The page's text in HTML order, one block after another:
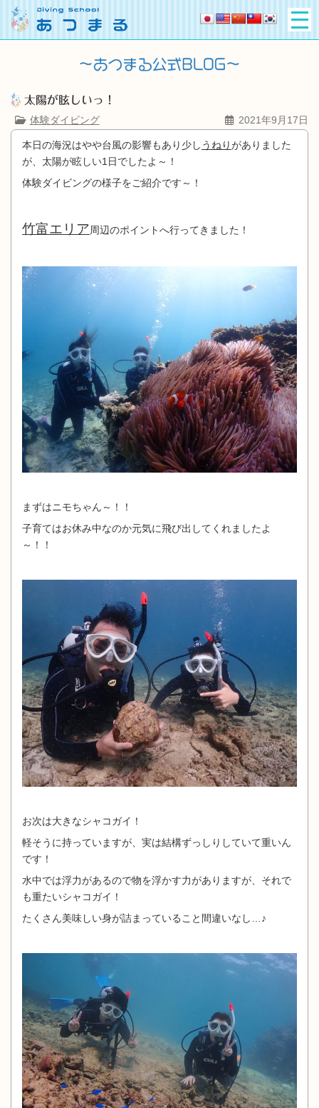
太陽が眩しいっ！
体験ダイビング
2021年9月17日
本日の海況はやや台風の影響もあり少し うねりがありました
が、太陽が眩しい1日でしたよ～！
体験ダイビングの様子をご紹介です～！
竹富エリア周辺のポイントへ行ってきました！
まずはニモちゃん～！！
子育てはお休み中なのか元気に飛び出してくれましたよ
～！！
お次は大きなシャコガイ！
軽そうに持っていますが、実は結構ずっしりしていて重いん
です！
水中では浮力があるので物を浮かす力がありますが、それで
も重たいシャコガイ！
たくさん美味しい身が詰まっていること間違いなし…♪